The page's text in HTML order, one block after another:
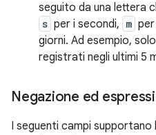
seguito da una lettera
s per i secondi, m
giorni. Ad esempio,
registrati negli ultimi 5
Negazione ed
I seguenti campi supportano